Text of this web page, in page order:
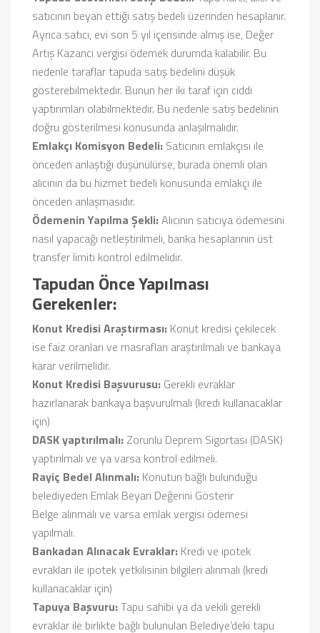
satıcının beyan ettiği satış bedeli üzerinden hesaplanır.
Ayrıca satıcı, evi son 5 yıl içerisinde almış ise, Değer
Artış Kazancı vergisi ödemek durumda kalabilir. Bu
nedenle taraflar tapuda satış bedelini düşük
gösterebilmektedir. Bunun her iki taraf için ciddi
yaptırımları olabilmektedir. Bu nedenle satış bedelinin
doğru gösterilmesi konusunda anlaşılmalıdır.
Emlakçı Komisyon Bedeli: Satıcının emlakçısı ile
önceden anlaştığı düşünülürse, burada önemli olan
alıcının da bu hizmet bedeli konusunda emlakçı ile
önceden anlaşmasıdır.
Ödemenin Yapılma Şekli:Alıcının satıcıya ödemesini
nasıl yapacağı netleştirilmeli, banka hesaplarının üst
transfer limiti kontrol edilmelidir.
Tapudan Önce Yapılması
Gerekenler:
Konut Kredisi Araştırması: Konut kredisi çekilecek
ise faiz oranları ve masrafları araştırılmalı ve bankaya
karar verilmelidir.
Konut Kredisi Başvurusu: Gerekli evraklar
hazırlanarak bankaya başvurulmalı (kredi kullanacaklar
için)
DASK yaptırılmalı: Zorunlu Deprem Sigortası (DASK)
yaptırılmalı ve ya varsa kontrol edilmeli.
Rayiç Bedel Alınmalı: Konutun bağlı bulunduğu
belediyeden Emlak Beyan Değerini Gösterir
Belge alınmalı ve varsa emlak vergisi ödemesi
yapılmalı.
Bankadan Alınacak Evraklar: Kredi ve ipotek
evrakları ile ipotek yetkilisinin bilgileri alınmalı (kredi
kullanacaklar için)
Tapuya Başvuru:Tapu sahibi ya da vekili gerekli
evraklar ile birlikte bağlı bulunulan Belediye’deki tapu